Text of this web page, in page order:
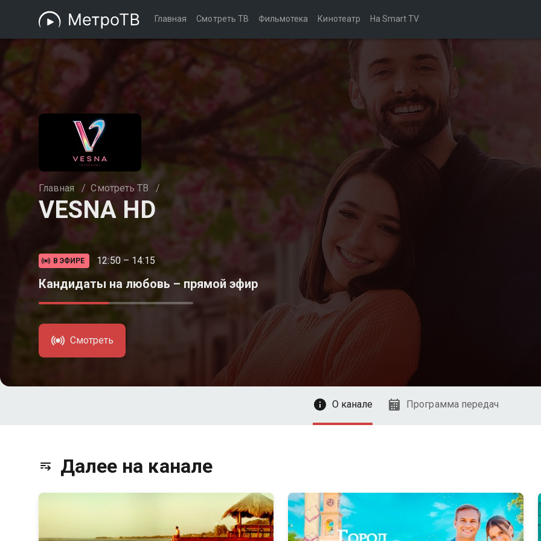
Главная Смотреть ТВ Фильмотека Кинотеатр На Smart TV
Главная / Смотреть ТВ /
VESNA HD
В ЭФИРЕ 12:50 – 14:15
Кандидаты на любовь – прямой эфир
Смотреть
О канале Программа передач
Далее на канале